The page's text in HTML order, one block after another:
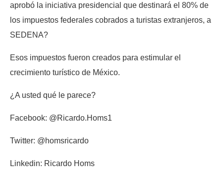
aprobó la iniciativa presidencial que destinará el 80% de
los impuestos federales cobrados a turistas extranjeros, a
SEDENA?
Esos impuestos fueron creados para estimular el
crecimiento turístico de México.
¿A usted qué le parece?
Facebook: @Ricardo.Homs1
Twitter: @homsricardo
Linkedin: Ricardo Homs